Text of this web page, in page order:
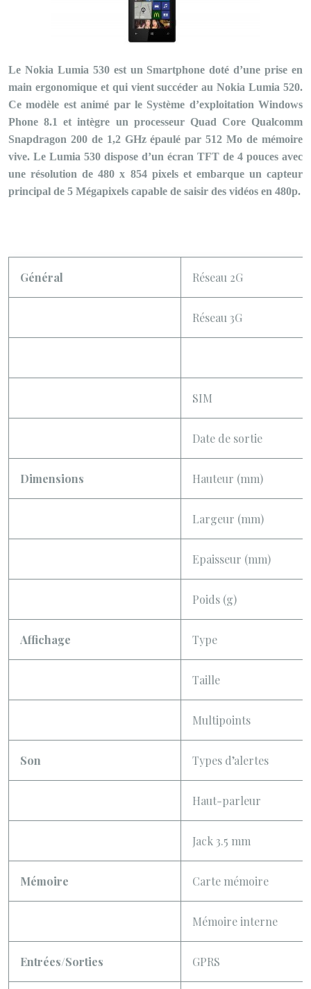
Le Nokia Lumia 530 est un Smartphone doté d’une prise en
main ergonomique et qui vient succéder au Nokia Lumia 520.
Ce modèle est animé par le Système d’exploitation Windows
Phone 8.1 et intègre un processeur Quad Core Qualcomm
Snapdragon 200 de 1,2 GHz épaulé par 512 Mo de mémoire
vive. Le Lumia 530 dispose d’un écran TFT de 4 pouces avec
une résolution de 480 x 854 pixels et embarque un capteur
principal de 5 Mégapixels capable de saisir des vidéos en 480p.
Général Réseau 2G
Réseau 3G
SIM
Date de sortie
Dimensions Hauteur (mm)
Largeur (mm)
Epaisseur (mm)
Poids (g)
Affichage Type
Taille
Multipoints
Son Types d’alertes
Haut-parleur
Jack 3.5 mm
Mémoire Carte mémoire
Mémoire interne
Entrées/Sorties GPRS